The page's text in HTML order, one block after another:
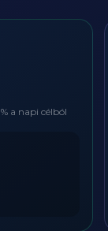
% a napi célból